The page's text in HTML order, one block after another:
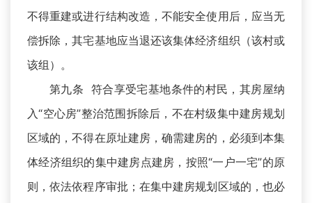
不得重建或进行结构改造，不能安全使用后，应当无
偿拆除，其宅基地应当退还该集体经济组织（该村或
该组）。
第九条 符合享受宅基地条件的村民，其房屋纳
入“空心房”整治范围拆除后，不在村级集中建房规划
区域的，不得在原址建房，确需建房的，必须到本集
体经济组织的集中建房点建房，按照“一户一宅”的原
则，依法依程序审批；在集中建房规划区域的，也必